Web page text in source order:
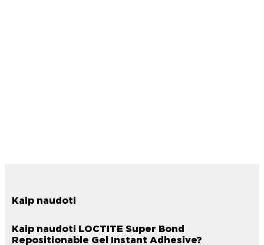
Kaip naudoti
Kaip naudoti LOCTITE Super Bond
Repositionable Gel Instant Adhesive?